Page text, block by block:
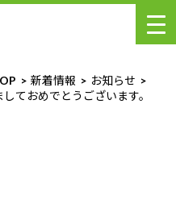
新着情報
お知らせ
ておめでとうございます。